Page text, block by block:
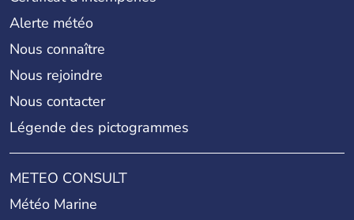
Alerte météo
Nous connaître
Nous rejoindre
Nous contacter
Légende des pictogrammes
METEO CONSULT
Météo Marine